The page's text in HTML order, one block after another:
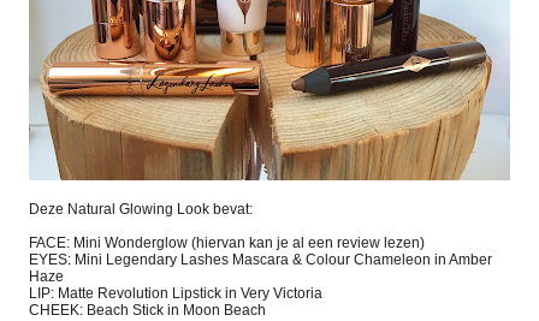
Deze Natural Glowing Look bevat:
FACE: Mini Wonderglow (hiervan kan je al een review lezen)
EYES: Mini Legendary Lashes Mascara & Colour Chameleon in Amber
Haze
LIP: Matte Revolution Lipstick in Very Victoria
CHEEK: Beach Stick in Moon Beach